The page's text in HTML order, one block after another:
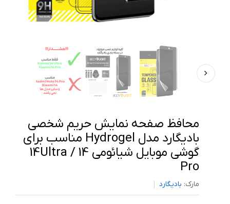
محافظ صفحه نمایش حریم شخصی
بادیگارد مدل Hydrogel مناسب برای
گوشی موبایل شیائومی 14Ultra / 14
Pro
مارک: بادیگارد